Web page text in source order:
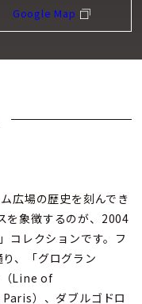
Google Map
広場の歴史を刻んでき
を象徴するのが、2004
コレクションです。フ
、「グログラン
（Line of
）、ダブルゴドロ